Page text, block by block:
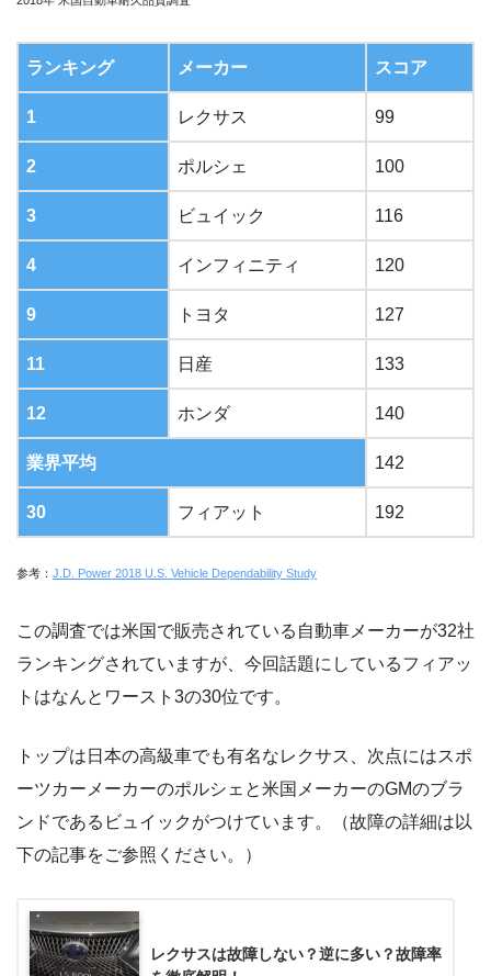
ランキング メーカー スコア
1 レクサス 99
2 ポルシェ 100
3 ビュイック 116
4 インフィニティ 120
9 トヨタ 127
11 日産 133
12 ホンダ 140
業界平均 142
30 フィアット 192
参考： J.D. Power 2018 U.S. Vehicle Dependability Study
この調査では米国で販売されている自動車メーカーが32社
ランキングされていますが、今回話題にしているフィアッ
トはなんとワースト3の30位です。
トップは日本の高級車でも有名なレクサス、次点にはスポ
ーツカーメーカーのポルシェと米国メーカーのGMのブラ
ンドであるビュイックがつけています。（故障の詳細は以
下の記事をご参照ください。）
レクサスは故障しない？逆に多い？故障率